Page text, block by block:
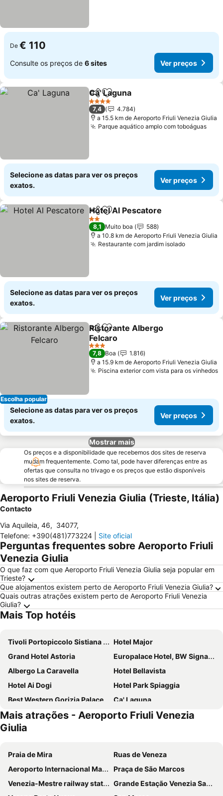
De € 110
Consulte os preços de 6 sites Ver preços
PartilharAdicionar aos favoritos
Ca' Laguna
4 Estrelas
7,4
4.784
a 15.5 km de Aeroporto Friuli Venezia Giulia
Parque aquático amplo com toboáguasVer
Selecione as datas para ver os preços
exatos.
Ver preços
PartilharAdicionar aos favoritos
Hotel Al Pescatore
2 Estrelas
8,1 Muito boa
588
a 10.8 km de Aeroporto Friuli Venezia Giulia
Restaurante com jardim isoladoVer
Selecione as datas para ver os preços
exatos.
Ver preços
Escolha popular
PartilharAdicionar aos favoritos
Ristorante Albergo
Felcaro
Ver preços
3 Estrelas
7,8 Boa
1.816
a 15.9 km de Aeroporto Friuli Venezia Giulia
Piscina exterior com vista para os vinhedos
Selecione as datas para ver os preços
exatos.
Ver preços
Mostrar mais
Os preços e a disponibilidade que recebemos dos sites de reserva
mudam frequentemente. Como tal, pode haver diferenças entre as
ofertas que consulta no trivago e os preços que estão disponíveis
nos sites de reserva.
Aeroporto Friuli Venezia Giulia (Trieste, Itália)
Contacto
Via Aquileia, 46, 34077,
Telefone: +390(481)773224 Site oficial
Perguntas frequentes sobre Aeroporto Friuli
Venezia Giulia
O que faz com que Aeroporto Friuli Venezia Giulia seja popular em
Trieste?
Que alojamentos existem perto de Aeroporto Friuli Venezia Giulia?
Quais outras atrações existem perto de Aeroporto Friuli Venezia
Giulia?
Mais Top hotéis
Tivoli Portopiccolo Sistiana Wellness Resort & Spa
Hotel Major
Grand Hotel Astoria
Europalace Hotel, BW Signature Collection
Albergo La Caravella
Hotel Bellavista
Hotel Ai Dogi
Hotel Park Spiaggia
Best Western Gorizia Palace
Ca' Laguna
Perla, Resort & Entertainment
Hotel Friuli
Park, Hotel & Entertainment
Aparthotel Touring
Hotel Franz
Hotel Ai Pini
Hotel Argentina
Hotel Eden
Villaggio Turistico Europa
Mais atrações - Aeroporto Friuli Venezia
Giulia
Praia de Mira
Ruas de Veneza
Aeroporto Internacional Marco Polo
Praça de São Marcos
Venezia-Mestre railway station
Grande Estação Venezia Santa Lucia